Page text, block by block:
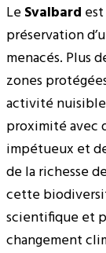
LeSvalbard
préservation
menacés. Plus
zones
activité
proximité avec
impétueux et
de la richesse
cette
scientifique et
changement